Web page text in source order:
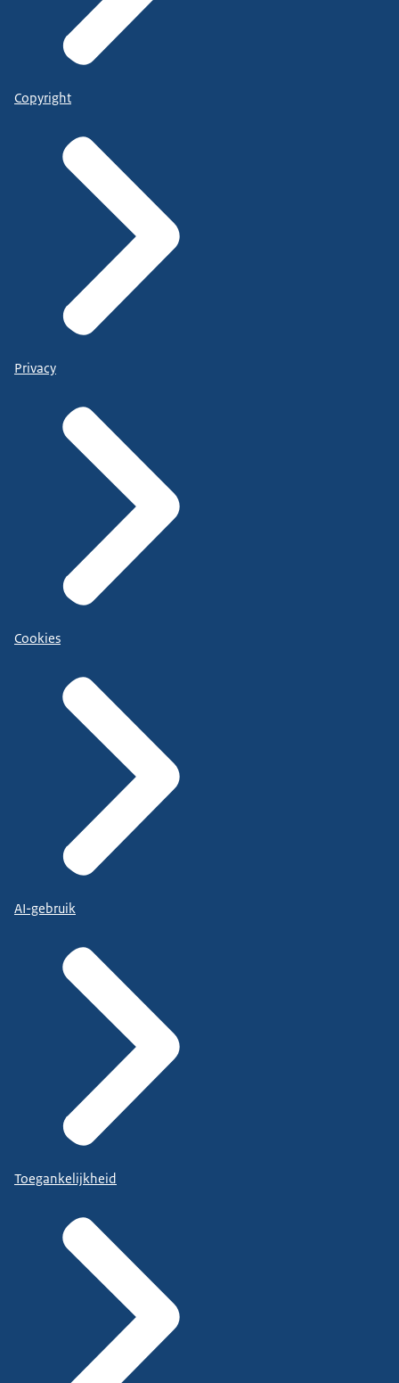
Copyright
Privacy
Cookies
AI-gebruik
Toegankelijkheid